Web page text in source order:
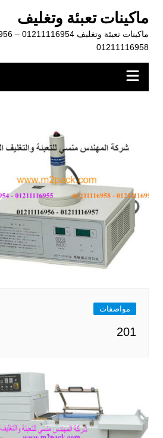
المحتوى
ماكينات تعبئة وتغليف
01211116958
مواصفات
201